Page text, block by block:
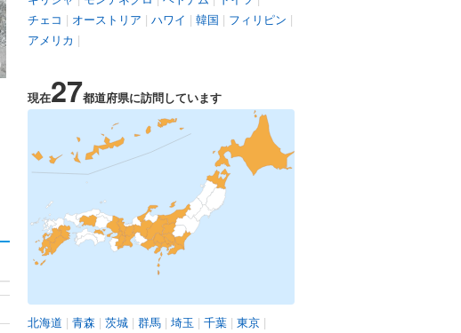
チェコ | オーストリア | ハワイ | 韓国 | フィリピン |
アメリカ |
現在27都道府県に訪問しています
北海道 | 青森 | 茨城 | 群馬 | 埼玉 | 千葉 | 東京 |